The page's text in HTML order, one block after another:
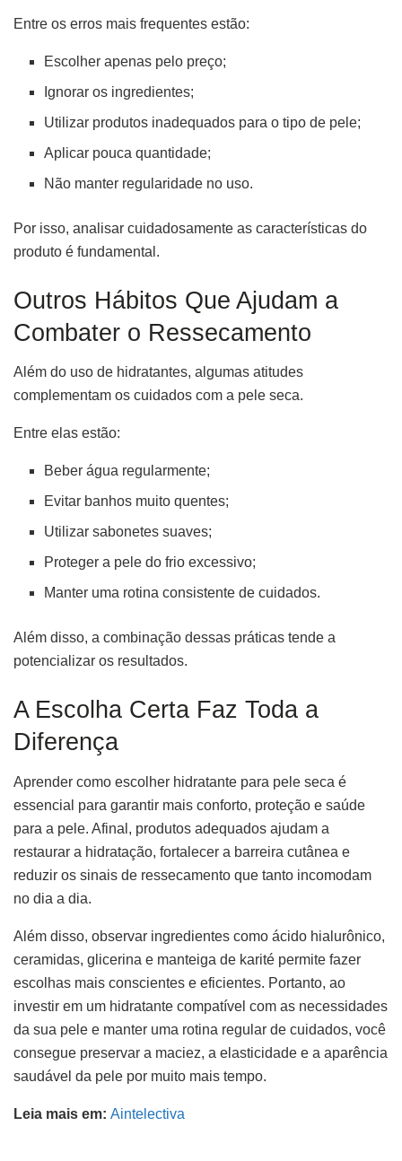
Entre os erros mais frequentes estão:
Escolher apenas pelo preço;
Ignorar os ingredientes;
Utilizar produtos inadequados para o tipo de pele;
Aplicar pouca quantidade;
Não manter regularidade no uso.
Por isso, analisar cuidadosamente as características do
produto é fundamental.
Outros Hábitos Que Ajudam a
Combater o Ressecamento
Além do uso de hidratantes, algumas atitudes
complementam os cuidados com a pele seca.
Entre elas estão:
Beber água regularmente;
Evitar banhos muito quentes;
Utilizar sabonetes suaves;
Proteger a pele do frio excessivo;
Manter uma rotina consistente de cuidados.
Além disso, a combinação dessas práticas tende a
potencializar os resultados.
A Escolha Certa Faz Toda a
Diferença
Aprender como escolher hidratante para pele seca é
essencial para garantir mais conforto, proteção e saúde
para a pele. Afinal, produtos adequados ajudam a
restaurar a hidratação, fortalecer a barreira cutânea e
reduzir os sinais de ressecamento que tanto incomodam
no dia a dia.
Além disso, observar ingredientes como ácido hialurônico,
ceramidas, glicerina e manteiga de karité permite fazer
escolhas mais conscientes e eficientes. Portanto, ao
investir em um hidratante compatível com as necessidades
da sua pele e manter uma rotina regular de cuidados, você
consegue preservar a maciez, a elasticidade e a aparência
saudável da pele por muito mais tempo.
Leia mais em: Aintelectiva